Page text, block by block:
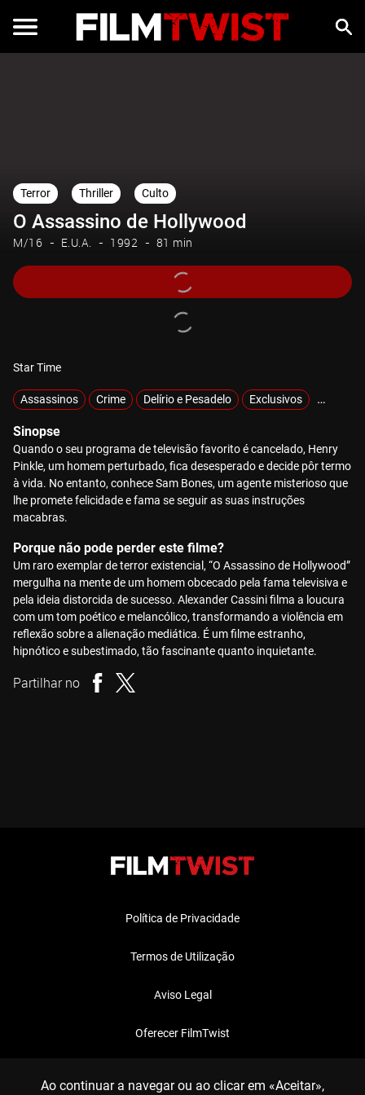
Terror Thriller Culto
O Assassino de Hollywood
M/16 E.U.A. 1992 81 min
Star Time
Assassinos Crime Delírio e Pesadelo Exclusivos Mistério
Sinopse
Quando o seu programa de televisão favorito é cancelado, Henry
Pinkle, um homem perturbado, fica desesperado e decide pôr termo
à vida. No entanto, conhece Sam Bones, um agente misterioso que
lhe promete felicidade e fama se seguir as suas instruções
macabras.
Porque não pode perder este filme?
Um raro exemplar de terror existencial, “O Assassino de Hollywood”
mergulha na mente de um homem obcecado pela fama televisiva e
pela ideia distorcida de sucesso. Alexander Cassini filma a loucura
com um tom poético e melancólico, transformando a violência em
reflexão sobre a alienação mediática. É um filme estranho,
hipnótico e subestimado, tão fascinante quanto inquietante.
Partilhar no
Política de Privacidade
Termos de Utilização
Aviso Legal
Oferecer FilmTwist
Ao continuar a navegar ou ao clicar em «Aceitar»,